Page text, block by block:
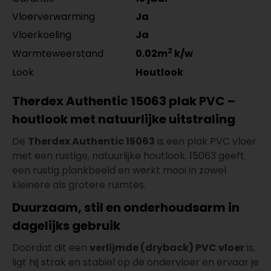
Vloerverwarming
Ja
Vloerkoeling
Ja
Warmteweerstand
0.02m2 k/w
Look
Houtlook
Therdex Authentic 15063 plak PVC –
houtlook met natuurlijke uitstraling
De Therdex Authentic 15063 is een plak PVC vloer
met een rustige, natuurlijke houtlook. 15063 geeft
een rustig plankbeeld en werkt mooi in zowel
kleinere als grotere ruimtes.
Duurzaam, stil en onderhoudsarm in
dagelijks gebruik
Doordat dit een verlijmde (dryback) PVC vloer is,
ligt hij strak en stabiel op de ondervloer en ervaar je